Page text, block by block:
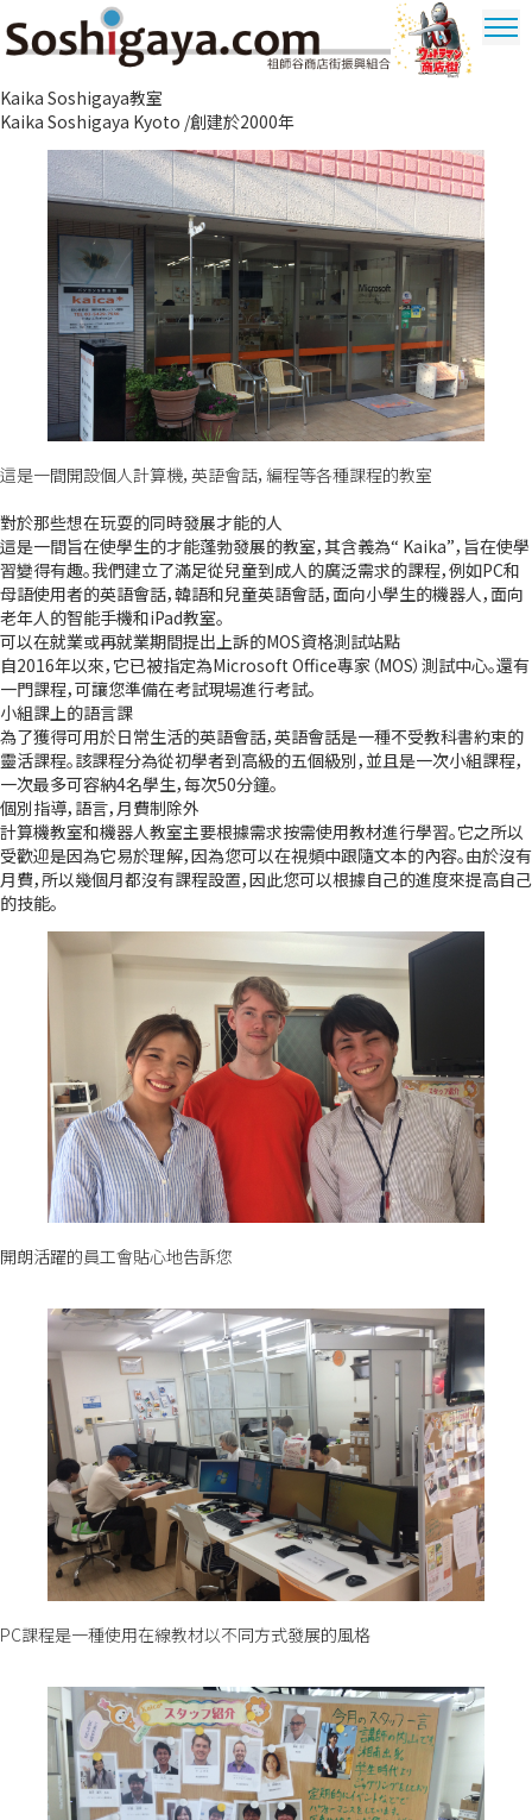
祖師谷商店街
Kaika Soshigaya教室
Kaika Soshigaya Kyoto /創建於2000年
這是一間開設個人計算機，英語會話，編程等各種課程的教室
對於那些想在玩耍的同時發展才能的人
這是一間旨在使學生的才能蓬勃發展的教室，其含義為“ Kaika”，旨在使學
習變得有趣。我們建立了滿足從兒童到成人的廣泛需求的課程，例如PC和
母語使用者的英語會話，韓語和兒童英語會話，面向小學生的機器人，面向
老年人的智能手機和iPad教室。
可以在就業或再就業期間提出上訴的MOS資格測試站點
自2016年以來，它已被指定為Microsoft Office專家（MOS）測試中心。還有
一門課程，可讓您準備在考試現場進行考試。
小組課上的語言課
為了獲得可用於日常生活的英語會話，英語會話是一種不受教科書約束的
靈活課程。該課程分為從初學者到高級的五個級別，並且是一次小組課程，
一次最多可容納4名學生，每次50分鐘。
個別指導，語言，月費制除外
計算機教室和機器人教室主要根據需求按需使用教材進行學習。它之所以
受歡迎是因為它易於理解，因為您可以在視頻中跟隨文本的內容。由於沒有
月費，所以幾個月都沒有課程設置，因此您可以根據自己的進度來提高自己
的技能。
開朗活躍的員工會貼心地告訴您
PC課程是一種使用在線教材以不同方式發展的風格